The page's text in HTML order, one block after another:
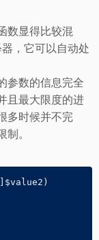
数显得比较混
，它可以自动处
参数的信息完全
且最大限度的进
多时候并不完
。